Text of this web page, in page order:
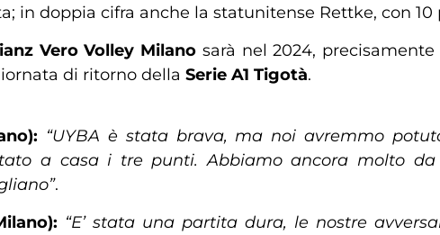
in doppia cifra anche la statunitense Rettke, con 10
Vero Volley Milano sarà nel 2024,
di ritorno della Serie A1 Tigotà.
“UYBA è stata brava, ma noi avremmo
a casa i tre punti. Abbiamo ancora molto
.
“E’ stata una partita dura, le nostre